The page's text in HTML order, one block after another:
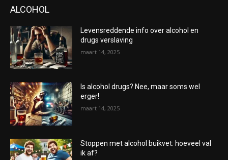
ALCOHOL
Levensreddende info over alcohol en
drugs verslaving
maart 14, 2025
Is alcohol drugs? Nee, maar soms wel
erger!
maart 14, 2025
Stoppen met alcohol buikvet: hoeveel val
ik af?